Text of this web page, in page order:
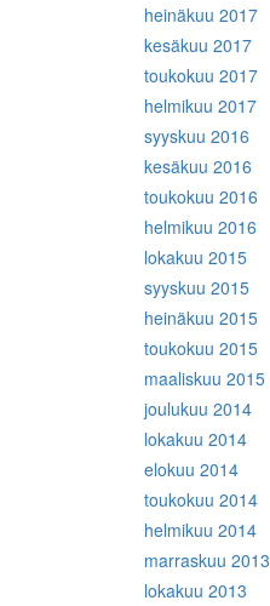
heinäkuu 2017
kesäkuu 2017
toukokuu 2017
helmikuu 2017
syyskuu 2016
kesäkuu 2016
toukokuu 2016
helmikuu 2016
lokakuu 2015
syyskuu 2015
heinäkuu 2015
toukokuu 2015
maaliskuu 2015
joulukuu 2014
lokakuu 2014
elokuu 2014
toukokuu 2014
helmikuu 2014
marraskuu 2013
lokakuu 2013